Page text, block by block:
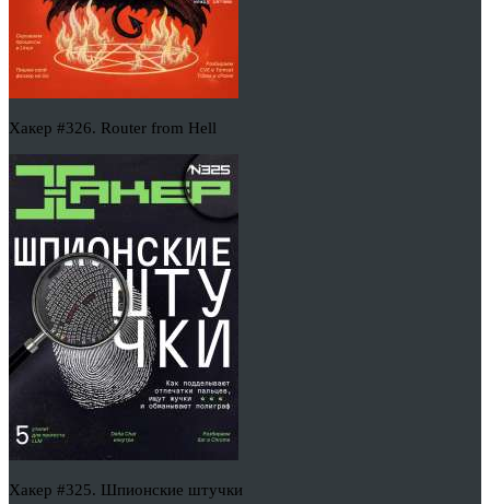
Хакер #326. Router from Hell
Хакер #325. Шпионские штучки